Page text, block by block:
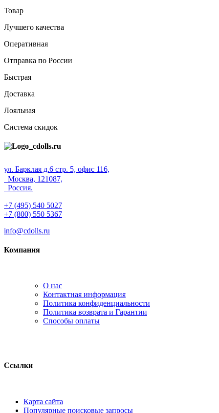
Товар
Лучшего качества
Оперативная
Отправка по России
Быстрая
Доставка
Лояльная
Система скидок
ул. Барклая д.6 стр. 5, офис 116,
Москва, 121087,
Россия.
+7 (495) 540 5027
+7 (800) 550 5367
info@cdolls.ru
Компания
О нас
Контактная информация
Политика конфиденциальности
Политика возврата и Гарантии
Способы оплаты
Ссылки
Карта сайта
Популярные поисковые запросы